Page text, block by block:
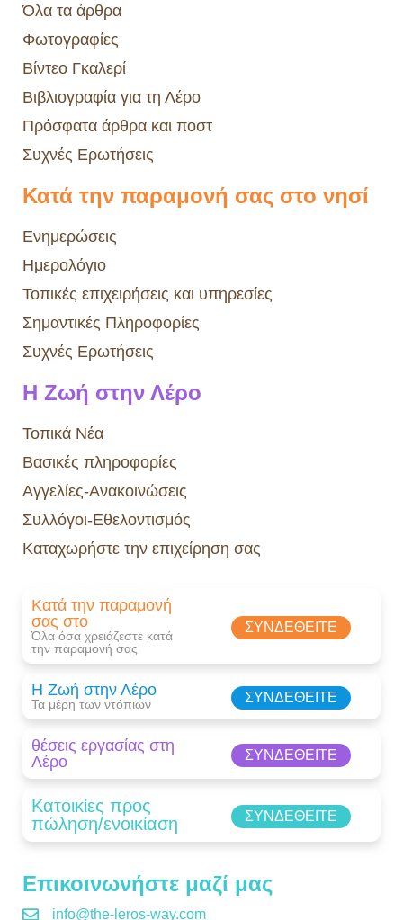
Επικοινωνήστε μαζί μας
info@the-leros-way.com
Όλα τα άρθρα
Φωτογραφίες
Βίντεο Γκαλερί
Βιβλιογραφία για τη Λέρο
Πρόσφατα άρθρα και ποστ
Συχνές Ερωτήσεις
Κατά την παραμονή σας στο νησί
Ενημερώσεις
Ημερολόγιο
Τοπικές επιχειρήσεις και υπηρεσίες
Σημαντικές Πληροφορίες
Συχνές Ερωτήσεις
Η Ζωή στην Λέρο
Τοπικά Νέα
Βασικές πληροφορίες
Αγγελίες-Ανακοινώσεις
Συλλόγοι-Εθελοντισμός
Καταχωρήστε την επιχείρηση σας
Κατά την παραμονή
σας στο
Όλα όσα χρειάζεστε κατά
την παραμονή σας​
ΣΥΝΔΕΘΕΊΤΕ
Η Ζωή στην Λέρο
Τα μέρη των ντόπιων ΣΥΝΔΕΘΕΊΤΕ
θέσεις εργασίας στη
Λέρο
ΣΥΝΔΕΘΕΊΤΕ
Κατοικίες προς
πώληση/ενοικίαση
ΣΥΝΔΕΘΕΊΤΕ